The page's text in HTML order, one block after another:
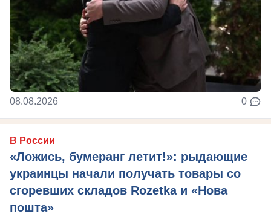
08.08.2026 0
В России
«Ложись, бумеранг летит!»: рыдающие
украинцы начали получать товары со
сгоревших складов Rozetka и «Нова
пошта»